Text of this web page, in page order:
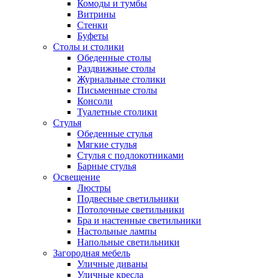
Комоды и тумбы
Витрины
Стенки
Буфеты
Столы и столики
Обеденные столы
Раздвижные столы
Журнальные столики
Письменные столы
Консоли
Туалетные столики
Стулья
Обеденные стулья
Мягкие стулья
Стулья с подлокотниками
Барные стулья
Освещение
Люстры
Подвесные светильники
Потолочные светильники
Бра и настенные светильники
Настольные лампы
Напольные светильники
Загородная мебель
Уличные диваны
Уличные кресла